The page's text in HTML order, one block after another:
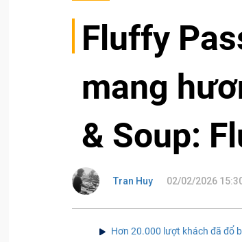
Fluffy
mang
& Soup:
Tran Huy 02/02/2026
Hơn 20.000 lượt khách đã đổ